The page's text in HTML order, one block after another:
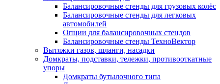
Балансировочные стенды для грузовых колёс
Балансировочные стенды для легковых
автомобилей
Опции для балансировочных стендов
Балансировочные стенды ТехноВектор
Вытяжки газов, шланги, насадки
Домкраты, подставки, тележки, противооткатные
упоры
Домкраты бутылочного типа